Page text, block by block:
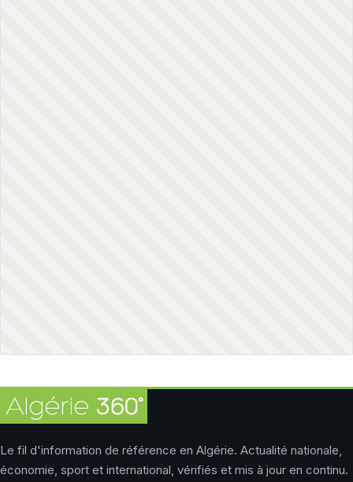
Le fil d'information de référence en Algérie. Actualité nationale,
économie, sport et international, vérifiés et mis à jour en continu.